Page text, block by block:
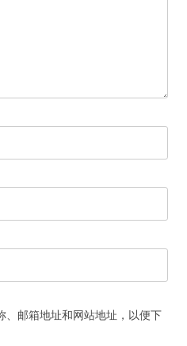
、邮箱地址和网站地址，以便下